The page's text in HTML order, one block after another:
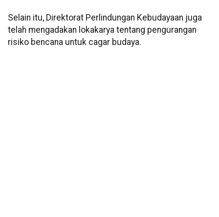
Selain itu, Direktorat Perlindungan Kebudayaan juga
telah mengadakan lokakarya tentang pengurangan
risiko bencana untuk cagar budaya.